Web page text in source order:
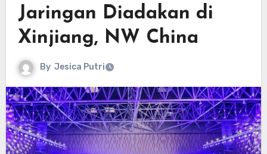
Jaringan Diadakan di
Xinjiang, NW China
By Jesica Putri